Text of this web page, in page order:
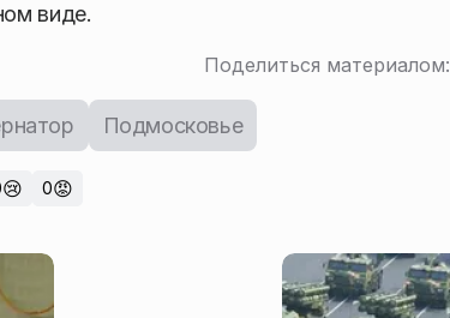
виде.
Поделиться материалом:
Подмосковье
😢 0😡